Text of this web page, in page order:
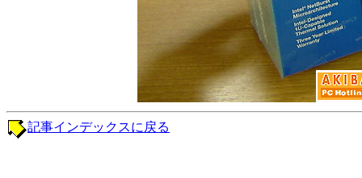
記事インデックスに戻る